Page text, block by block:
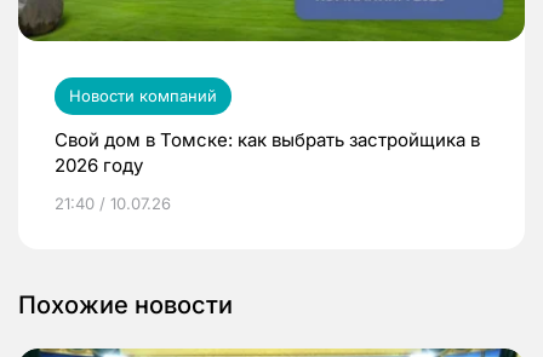
Новости компаний
Свой дом в Томске: как выбрать застройщика в
2026 году
21:40 / 10.07.26
Похожие новости